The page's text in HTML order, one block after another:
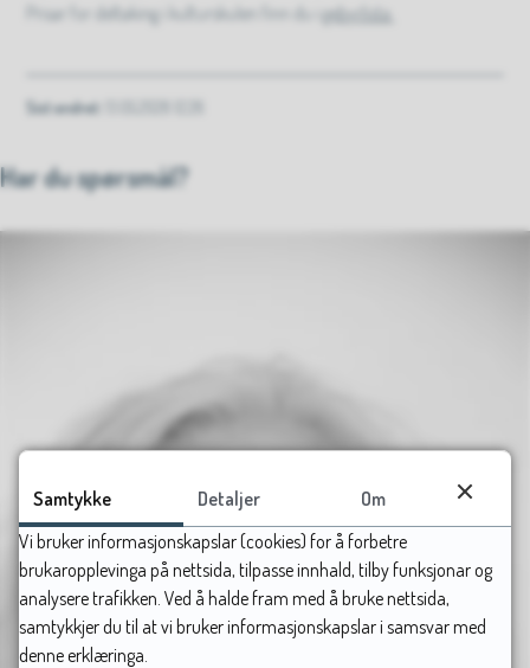
Prisar for deltaking i kulturskulen finn du igebyrlista
Sist endret
Har du spørsmål?
Samtykke Detaljer
Om
Vi bruker informasjonskapslar (cookies) for å forbetre
brukaropplevinga på nettsida, tilpasse innhald, tilby funksjonar og
analysere trafikken. Ved å halde fram med å bruke nettsida,
samtykkjer du til at vi bruker informasjonskapslar i samsvar med
denne erklæringa.